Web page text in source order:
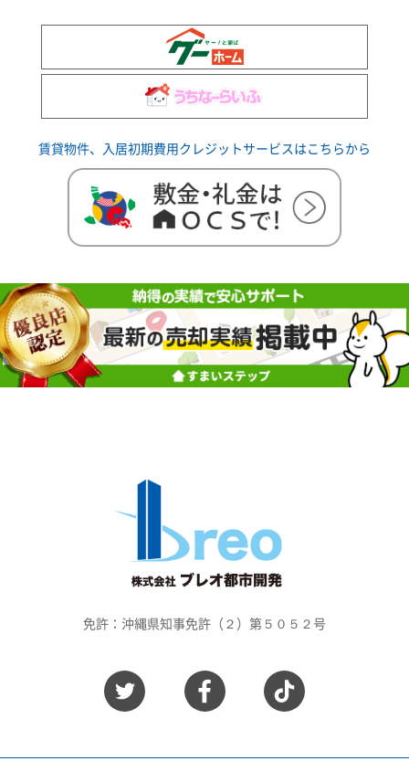
賃貸物件、入居初期費用クレジットサービスはこちらから
免許：沖縄県知事免許（２）第５０５２号